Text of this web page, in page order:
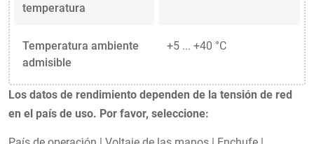
temperatura
Temperatura ambiente
admisible
+5 ... +40 °C
Los datos de rendimiento dependen de la tensión de red
en el país de uso. Por favor, seleccione: